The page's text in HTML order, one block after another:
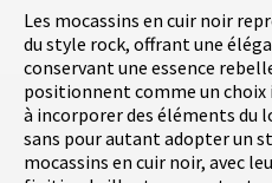
Les mocassins en cuir noir
du style rock, offrant une
conservant une essence
positionnent comme un choix
à incorporer des éléments du
sans pour autant adopter un
mocassins en cuir noir, avec